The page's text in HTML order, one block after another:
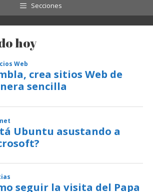
Secciones
hoy